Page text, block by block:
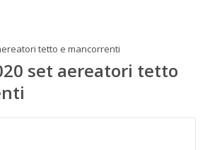
tetto e mancorrenti
set aereatori tetto